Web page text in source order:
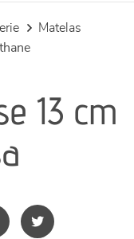
matelas
13 cm